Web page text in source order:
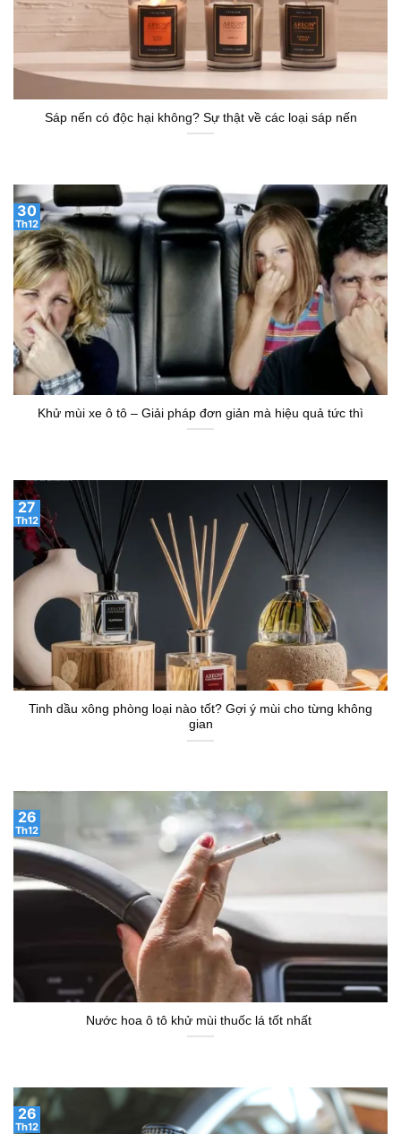
Sáp nến có độc hại không? Sự thật về các loại sáp nến
Khử mùi xe ô tô – Giải pháp đơn giản mà hiệu quả tức thì
30
Th12
Tinh dầu xông phòng loại nào tốt? Gợi ý mùi cho từng không
gian
27
Th12
Nước hoa ô tô khử mùi thuốc lá tốt nhất
26
Th12
26
Th12